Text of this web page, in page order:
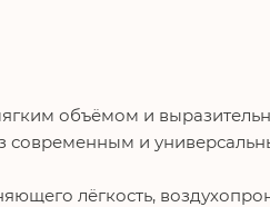
объёмом и
современным и
лёгкость,